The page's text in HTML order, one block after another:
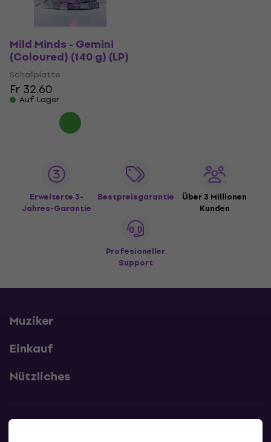
Mild Minds - Gemini
(Coloured) (140 g) (LP)
Schallplatte
Fr 32.60
Auf Lager
Erweiterte 3-
Jahres-Garantie
Bestpreisgarantie
Über 3 Millionen
Kunden
Profesioneller
Support
Muziker
Einkauf
Nützliches